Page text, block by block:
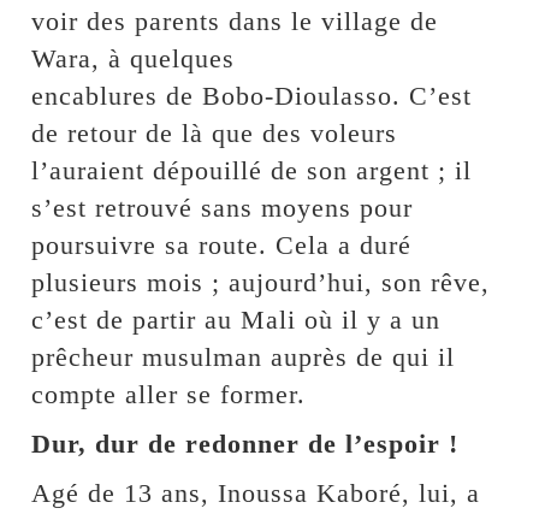
voir des parents dans le village de
Wara, à quelques
encablures de Bobo-Dioulasso. C’est
de retour de là que des voleurs
l’auraient dépouillé de son argent ; il
s’est retrouvé sans moyens pour
poursuivre sa route. Cela a duré
plusieurs mois ; aujourd’hui, son rêve,
c’est de partir au Mali où il y a un
prêcheur musulman auprès de qui il
compte aller se former.
Dur, dur de redonner de l’espoir !
Agé de 13 ans, Inoussa Kaboré, lui, a